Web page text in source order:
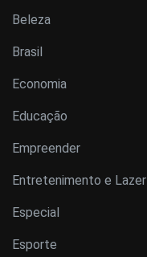
Beleza
Brasil
Economia
Educação
Empreender
Entretenimento e Lazer
Especial
Esporte